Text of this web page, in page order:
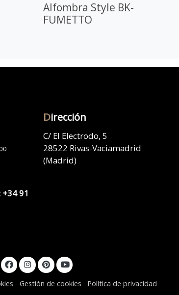
Alfombra Style BK-
FUMETTO
+34 91
Dirección
C/ El Electrodo, 5
28522 Rivas-Vaciamadrid
(Madrid)
Gestión de cookies Política de privacidad